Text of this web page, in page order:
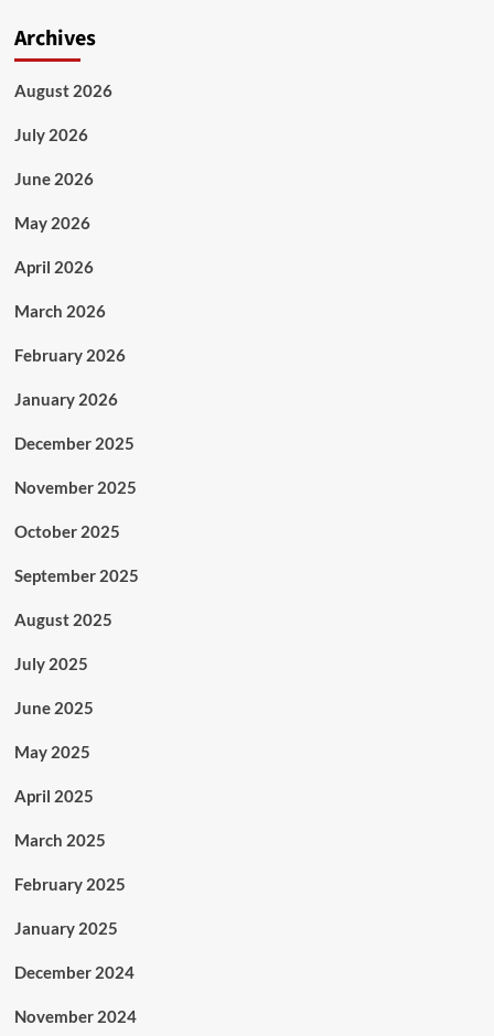
Archives
August 2026
July 2026
June 2026
May 2026
April 2026
March 2026
February 2026
January 2026
December 2025
November 2025
October 2025
September 2025
August 2025
July 2025
June 2025
May 2025
April 2025
March 2025
February 2025
January 2025
December 2024
November 2024